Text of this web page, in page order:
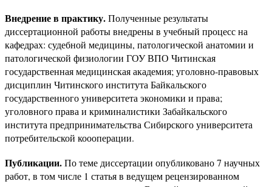
Внедрение в практику.Полученные результаты
диссертационной работы внедрены в учебный процесс на
кафедрах: судебной медицины, патологической анатомии и
патологической физиологии ГОУ ВПО Читинская
государственная медицинская академия; уголовно-правовых
дисциплин Читинского института Байкальского
государственного университета экономики и права;
уголовного права и криминалистики Забайкальского
института предпринимательства Сибирского университета
потребительской коооперации.
Публикации.По теме диссертации опубликовано 7 научных
работ, в том числе 1 статья в ведущем рецензированном